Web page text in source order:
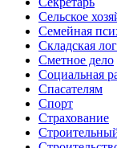
Сельское
Семейная
Складская
Сметное дело
Социальная
Спасателям
Спорт
Страхование